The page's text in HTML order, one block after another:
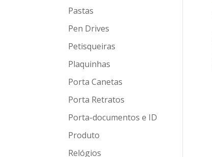
Pastas
Pen Drives
Petisqueiras
Plaquinhas
Porta Canetas
Porta Retratos
Porta-documentos e ID
Produto
Relógios